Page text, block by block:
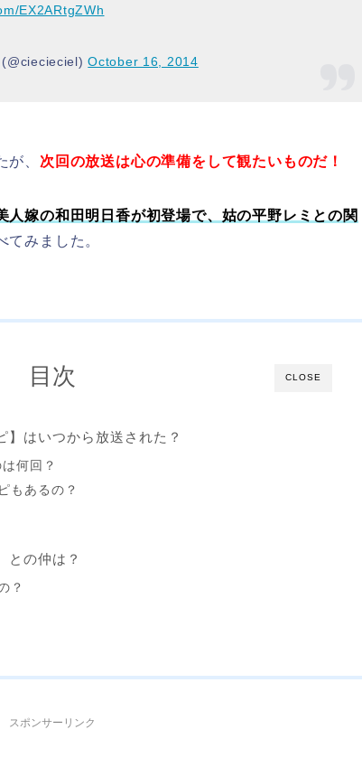
EX2ARtgZWh
October 16, 2014
が、 次回の放送は心の準備をして観たいものだ！
人嫁の和田明日香が初登場で、姑の平野レミとの関
てみました。
CLOSE
目次
】はいつから放送された？
何回？
もあるの？
との仲は？
？
スポンサーリンク